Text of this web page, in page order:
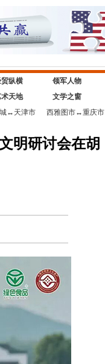
纵横 领军人物
天地 文学之窗
↔ 天津市 西雅图市↔重庆市
明研讨会在胡